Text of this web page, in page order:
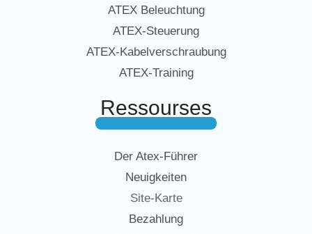
ATEX Beleuchtung
ATEX-Steuerung
ATEX-Kabelverschraubung
ATEX-Training
Ressourses
Der Atex-Führer
Neuigkeiten
Site-Karte
Bezahlung